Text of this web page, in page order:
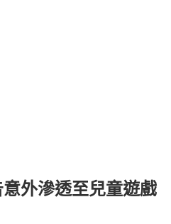
外滲透至兒童遊戲